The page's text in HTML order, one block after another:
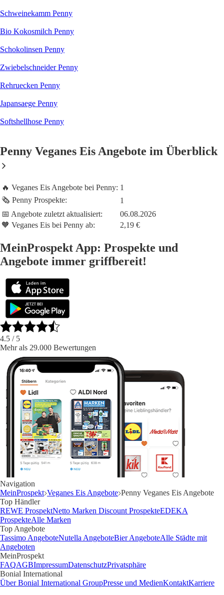
Schweinekamm Penny
Bio Kokosmilch Penny
Schokolinsen Penny
Zwiebelschneider Penny
Rehruecken Penny
Japansaege Penny
Softshellhose Penny
Penny Veganes Eis Angebote im Überblick
🔥 Veganes Eis Angebote bei Penny: 1
🗞️ Penny Prospekte:
1
📅 Angebote zuletzt aktualisiert:
06.08.2026
🧡 Veganes Eis bei Penny ab:
2,19 €
MeinProspekt App: Prospekte und
Angebote immer griffbereit!
4.5 / 5
Mehr als 29.000 Bewertungen
Navigation
MeinProspekt Veganes Eis Angebote Penny Veganes Eis Angebote
Top Händler
REWE ProspektNetto Marken Discount ProspekteEDEKA
ProspekteAlle Marken
Top Angebote
Tassimo AngeboteNutella AngeboteBier AngeboteAlle Städte mit
Angeboten
MeinProspekt
FAQAGBImpressumDatenschutzPrivatsphäre
Bonial International
Über Bonial International GroupPresse und MedienKontaktKarriere